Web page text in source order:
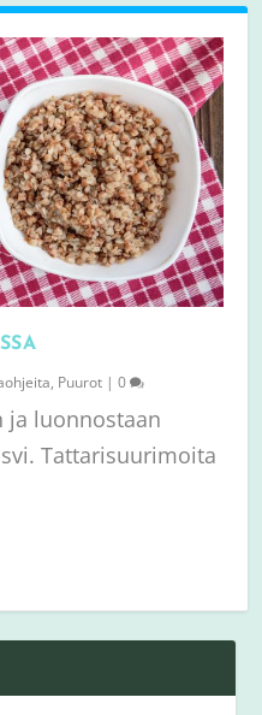
, Puurot |0
ja luonnostaan
Tattarisuurimoita